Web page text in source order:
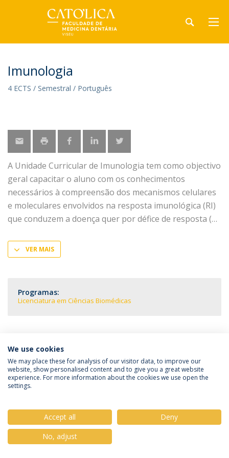
Imunologia
4 ECTS / Semestral / Português
A Unidade Curricular de Imunologia tem como objectivo
geral capacitar o aluno com os conhecimentos
necessários à compreensão dos mecanismos celulares
e moleculares envolvidos na resposta imunológica (RI)
que conduzem a doença quer por défice de resposta (
VER MAIS
Programas:
Licenciatura em Ciências Biomédicas
Política de Privacidade
Termos & Condições
Direitos do Titular dos Dados
© 2026 Universidade Católica Portuguesa
We use cookies
We may place these for analysis of our visitor data, to improve our
website, show personalised content and to give you a great website
experience. For more information about the cookies we use open the
settings.
Accept all
Deny
No, adjust